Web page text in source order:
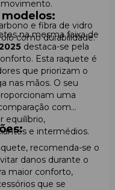
movimento.
e fibra de vidro
como durabilidade.
na mesma faixa de
destaca-se pela
Esta raquete é
que priorizam o
nas mãos. O seu
uma
com
equilíbrio,
e intermédios.
recomenda-se o
danos durante o
maior conforto,
que se